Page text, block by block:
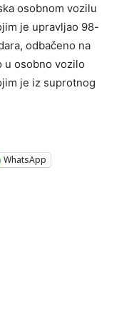
osobnom vozilu
je upravljao 98-
odbačeno na
u osobno vozilo
je iz suprotnog
WhatsApp